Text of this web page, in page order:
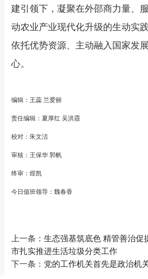
建引领下，凝聚在外邵商力量、
动农业产业现代化升级的生动实
依托优势资源、主动融入国家发
心。
编辑：王蕊 兰爱丽
责任编辑：夏厚红 吴洪霞
校对：朱文洁
审核：王保华 郭帆
终审：煜凯
今日值班领导：魏春香
上一条： 生态强基筑底色 精管善治
市扎实推进生活垃圾分类工作
下一条： 党的工作机关首先是政治机